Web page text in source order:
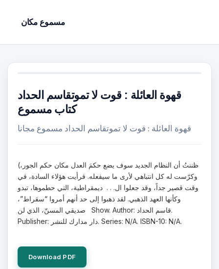
مسموع مكان
قهوة العائلة : قوت لا تموتقاسم الحداد
كتاب مسموع
قهوة العائلة : قوت لا تموتقاسم الحداد مسموع مجانا
(ظننتُ أن النظام الجديد سوف يضع حكمَ العدل مكان حكم الجور،
وكرّست له كل انتباهي لأرى ما سيفعله. فرأيت هؤلاء السادة، في
وقت قصير جداً، وقد جعلوا ال. . . ديمقراطية، التي حطموها، تبدو
وكأنها العهد الذهبي. لقد ذهبوا إلى حد أنهم أمروا “سقراط”،
صديقي المسنّ، الذي لن Show. Author: قاسم الحداد.
Publisher: دار مدارك للنشر. Series: N/A. ISBN-10: N/A.
Download PDF